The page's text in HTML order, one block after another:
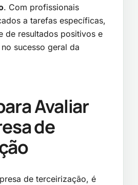
. Com profissionais
a tarefas específicas,
de resultados positivos e
sucesso geral da
Avaliar
de
de terceirização, é